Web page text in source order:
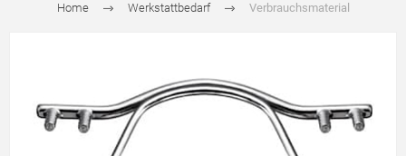
Home Werkstattbedarf Verbrauchsmaterial